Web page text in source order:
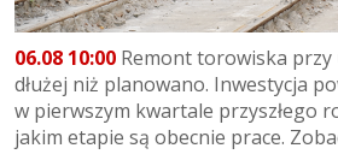
06.08 10:00 Remont torowiska
dłużej niż planowano. Inwestycja
w pierwszym kwartale przyszłego
jakim etapie są obecnie prace.